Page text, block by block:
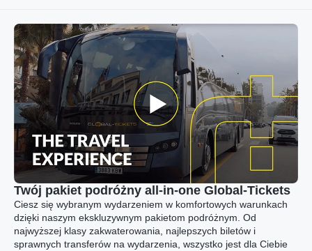
Twój pakiet podróżny all-in-one Global-Tickets
Ciesz się wybranym wydarzeniem w komfortowych warunkach
dzięki naszym ekskluzywnym pakietom podróżnym. Od
najwyższej klasy zakwaterowania, najlepszych biletów i
sprawnych transferów na wydarzenia, wszystko jest dla Ciebie